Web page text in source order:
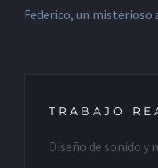
Federico, un misterioso
TRABAJO
Diseño de sonido y